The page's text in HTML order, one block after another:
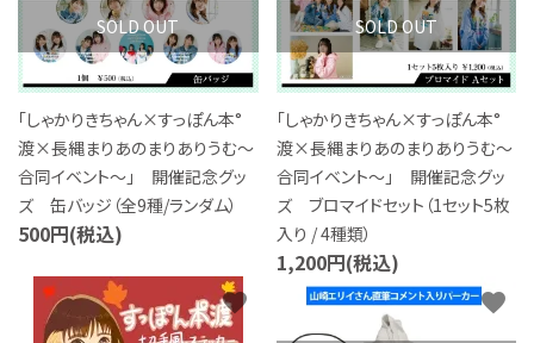
ご利用ガイド
プライバシーポリシー
特定商取引法について
お問い合わせ
SOLD OUT
「しゃかりきちゃん×すっぽん本°
渡×長縄まりあのまりありうむ～
合同イベント～」 開催記念グッ
ズ 缶バッジ（全9種/ランダム）
500円(税込)
SOLD OUT
「しゃかりきちゃん×すっぽん本°
渡×長縄まりあのまりありうむ～
合同イベント～」 開催記念グッ
ズ ブロマイドセット（1セット5枚
入り / 4種類）
1,200円(税込)
favorite favorite